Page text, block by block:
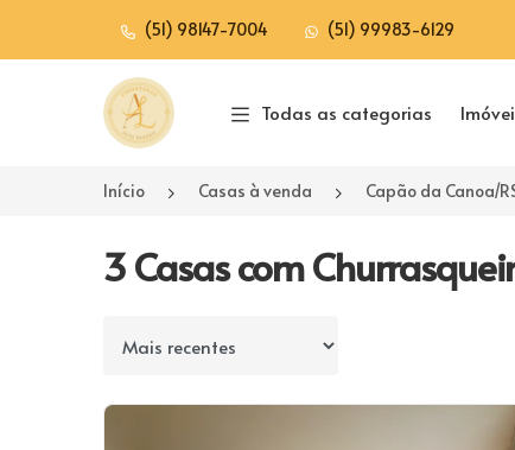
(51) 98147-7004 (51) 99983-6129
Página inicial
Todas as categorias
Início Casas à venda Capão da Canoa/
3 Casas com
Ordenar por